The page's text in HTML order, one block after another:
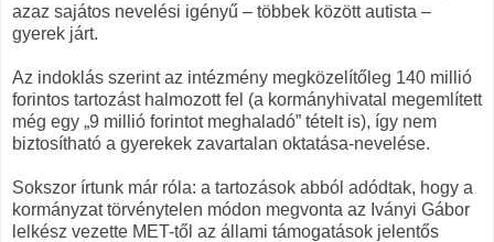
azaz sajátos nevelési igényű – többek között autista –
gyerek járt.
Az indoklás szerint az intézmény megközelítőleg 140 millió
forintos tartozást halmozott fel (a kormányhivatal megemlített
még egy „9 millió forintot meghaladó” tételt is), így nem
biztosítható a gyerekek zavartalan oktatása-nevelése.
Sokszor írtunk már róla: a tartozások abból adódtak, hogy a
kormányzat törvénytelen módon megvonta az Iványi Gábor
lelkész vezette MET-től az állami támogatások jelentős